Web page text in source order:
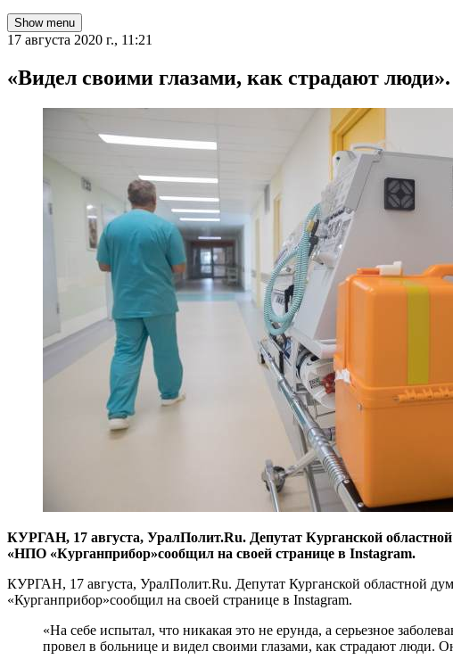
Show menu
17 августа 2020 г., 11:21
«Видел своими глазами, как страдают
​КУРГАН, 17 августа, УралПолит.Ru. Депутат Курганской
«НПО «Курганприбор»сообщил на своей странице в Instagram.
КУРГАН, 17 августа, УралПолит.Ru. Депутат Курганской областной
«Курганприбор»сообщил на своей странице в Instagram.
«На себе испытал, что никакая это не ерунда, а серьезное
провел в больнице и видел своими глазами, как страдают люди.